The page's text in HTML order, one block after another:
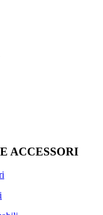
ACCESSORI